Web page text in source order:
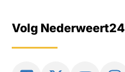
Volg Nederweert24